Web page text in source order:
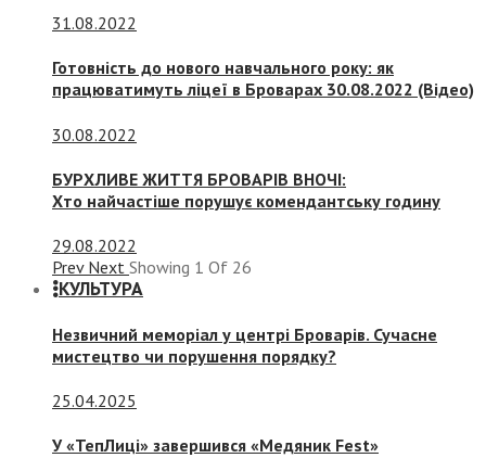
31.08.2022
Готовність до нового навчального року: як
працюватимуть ліцеї в Броварах 30.08.2022 (Відео)
30.08.2022
БУРХЛИВЕ ЖИТТЯ БРОВАРІВ ВНОЧІ:
Хто найчастіше порушує комендантську годину
29.08.2022
Prev Next Showing 1 Of 26
КУЛЬТУРА
Незвичний меморіал у центрі Броварів. Сучасне
мистецтво чи порушення порядку?
25.04.2025
У «ТепЛиці» завершився «Медяник Fest»